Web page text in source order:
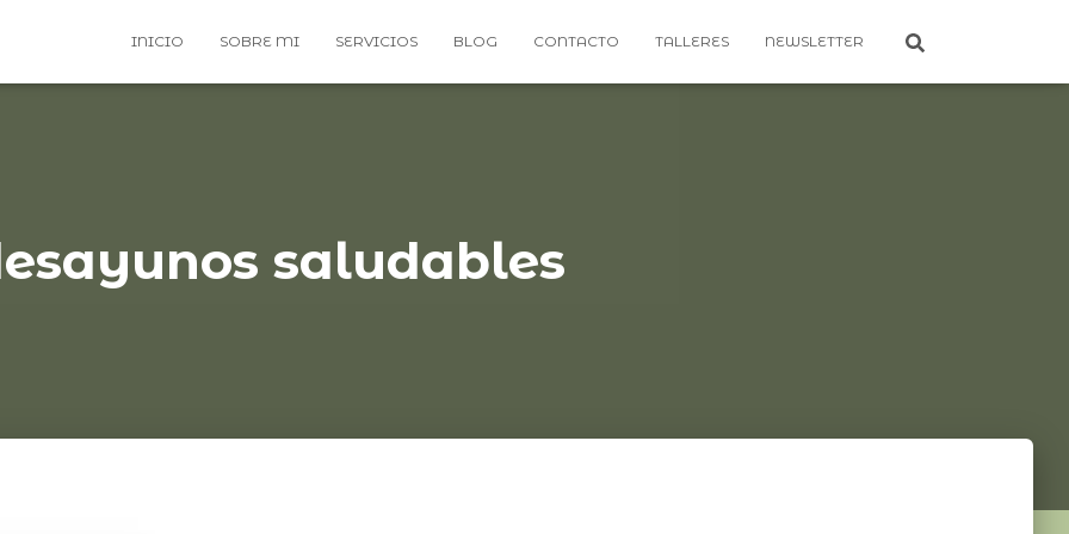
INICIO SOBRE MI SERVICIOS BLOG CONTACTO TALLERES NEWSLETTER
saludables